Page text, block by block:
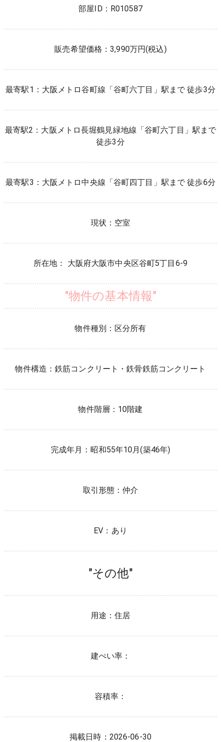
部屋ID： R010587
販売希望価格：3,990万円(税込)
最寄駅1： 大阪メトロ谷町線 「谷町六丁目 」駅まで 徒歩3分
最寄駅2： 大阪メトロ長堀鶴見緑地線 「谷町六丁目 」駅まで
徒歩3分
最寄駅3： 大阪メトロ中央線 「谷町四丁目 」駅まで 徒歩6分
現状： 空室
所在地： 大阪府大阪市中央区谷町5丁目 6-9
"物件の基本情報"
物件種別： 区分所有
物件構造：鉄筋コンクリート・鉄骨鉄筋コンクリート
物件階層： 10階建
完成年月： 昭和55年10月(築46年)
取引形態：仲介
EV： あり
"その他"
用途：住居
建ぺい率：
容積率：
掲載日時： 2026-06-30